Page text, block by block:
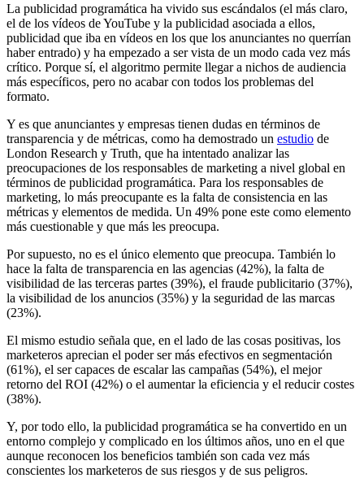
La publicidad programática ha vivido sus escándalos (el más claro,
el de los vídeos de YouTube y la publicidad asociada a ellos,
publicidad que iba en vídeos en los que los anunciantes no querrían
haber entrado) y ha empezado a ser vista de un modo cada vez más
crítico. Porque sí, el algoritmo permite llegar a nichos de audiencia
más específicos, pero no acabar con todos los problemas del
formato.
Y es que anunciantes y empresas tienen dudas en términos de
transparencia y de métricas, como ha demostrado un estudio de
London Research y Truth, que ha intentado analizar las
preocupaciones de los responsables de marketing a nivel global en
términos de publicidad programática. Para los responsables de
marketing, lo más preocupante es la falta de consistencia en las
métricas y elementos de medida. Un 49% pone este como elemento
más cuestionable y que más les preocupa.
Por supuesto, no es el único elemento que preocupa. También lo
hace la falta de transparencia en las agencias (42%), la falta de
visibilidad de las terceras partes (39%), el fraude publicitario (37%),
la visibilidad de los anuncios (35%) y la seguridad de las marcas
(23%).
El mismo estudio señala que, en el lado de las cosas positivas, los
marketeros aprecian el poder ser más efectivos en segmentación
(61%), el ser capaces de escalar las campañas (54%), el mejor
retorno del ROI (42%) o el aumentar la eficiencia y el reducir costes
(38%).
Y, por todo ello, la publicidad programática se ha convertido en un
entorno complejo y complicado en los últimos años, uno en el que
aunque reconocen los beneficios también son cada vez más
conscientes los marketeros de sus riesgos y de sus peligros.